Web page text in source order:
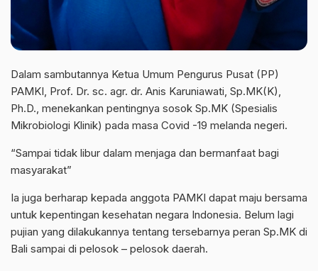
Dalam sambutannya Ketua Umum Pengurus Pusat (PP)
PAMKI, Prof. Dr. sc. agr. dr. Anis Karuniawati, Sp.MK(K),
Ph.D., menekankan pentingnya sosok Sp.MK (Spesialis
Mikrobiologi Klinik) pada masa Covid -19 melanda negeri.
“Sampai tidak libur dalam menjaga dan bermanfaat bagi
masyarakat”
Ia juga berharap kepada anggota PAMKI dapat maju bersama
untuk kepentingan kesehatan negara Indonesia. Belum lagi
pujian yang dilakukannya tentang tersebarnya peran Sp.MK di
Bali sampai di pelosok – pelosok daerah.